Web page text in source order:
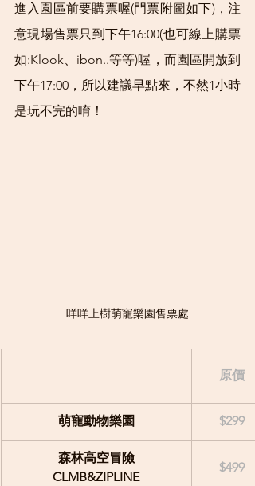
進入園區前要購票喔(門票附圖如下)，注
意現場售票只到下午16:00(也可線上購票
如:Klook、ibon..等等)喔，而園區開放到
下午17:00，所以建議早點來，不然1小時
是玩不完的唷！
咩咩上樹萌寵樂園售票處
原價
萌寵動物樂園 $299
森林高空冒險
CLMB&ZIPLINE
$499